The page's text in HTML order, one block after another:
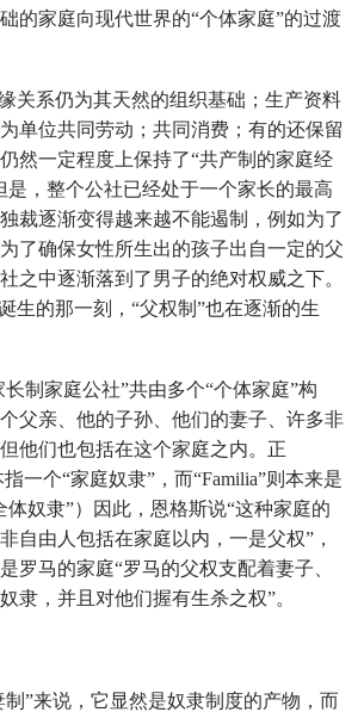
的家庭向现代世界的“个体家庭”的过渡
关系仍为其天然的组织基础；生产资料
单位共同劳动；共同消费；有的还保留
然一定程度上保持了“共产制的家庭经
是，整个公社已经处于一个家长的最高
裁逐渐变得越来越不能遏制，例如为了
了确保女性所生出的孩子出自一定的父
之中逐渐落到了男子的绝对权威之下。
生的那一刻，“父权制”也在逐渐的生
制家庭公社”共由多个“个体家庭”构
父亲、他的子孙、他们的妻子、许多非
他们也包括在这个家庭之内。正
指一个“家庭奴隶”，而“Familia”则本来是
体奴隶”）因此，恩格斯说“这种家庭的
自由人包括在家庭以内，一是父权”，
罗马的家庭“罗马的父权支配着妻子、
隶，并且对他们握有生杀之权”。
制”来说，它显然是奴隶制度的产物，而